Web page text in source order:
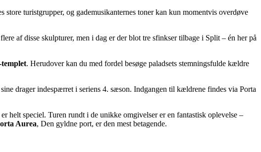
turistgrupper, og gademusikanternes toner kan kun momentvis overdøve
af disse skulpturer, men i dag er der blot tre sfinkser tilbage i Split – én her på
. Herudover kan du med fordel besøge paladsets stemningsfulde kældre
drager indespærret i seriens 4. sæson. Indgangen til kældrene findes via Porta
helt speciel. Turen rundt i de unikke omgivelser er en fantastisk oplevelse –
Aurea, Den gyldne port, er den mest betagende.